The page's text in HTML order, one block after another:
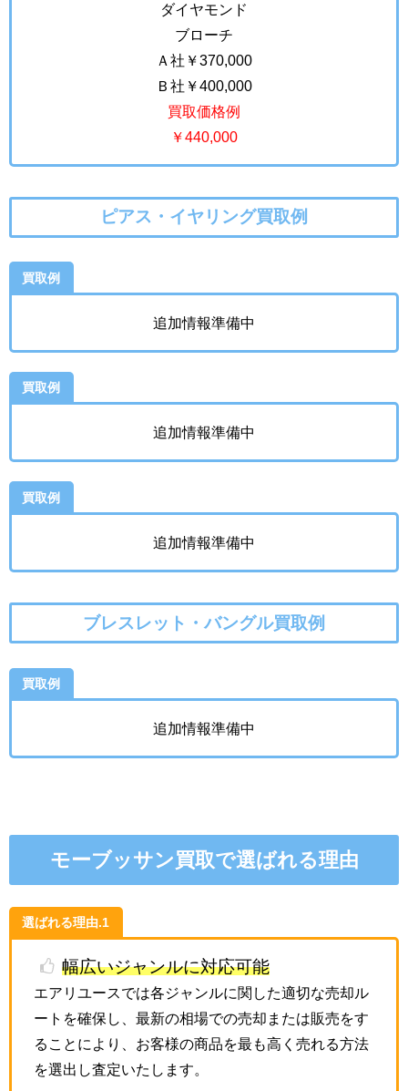
ダイヤモンド
ブローチ
Ａ社￥370,000
Ｂ社￥400,000
買取価格例
￥440,000
ピアス・イヤリング買取例
買取例
追加情報準備中
買取例
追加情報準備中
買取例
追加情報準備中
ブレスレット・バングル買取例
買取例
追加情報準備中
モーブッサン買取で選ばれる理由
選ばれる理由.1
幅広いジャンルに対応可能
エアリユースでは各ジャンルに関した適切な売却ル
ートを確保し、最新の相場での売却または販売をす
ることにより、お客様の商品を最も高く売れる方法
を選出し査定いたします。